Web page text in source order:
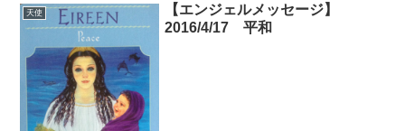
天使
【エンジェルメッセージ】
2016/4/17 平和